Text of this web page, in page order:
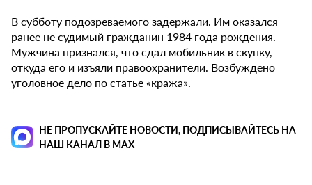
В субботу подозреваемого задержали. Им оказался
ранее не судимый гражданин 1984 года рождения.
Мужчина признался, что сдал мобильник в скупку,
откуда его и изъяли правоохранители. Возбуждено
уголовное дело по статье «кража».
НЕ ПРОПУСКАЙТЕ НОВОСТИ, ПОДПИСЫВАЙТЕСЬ НА
НАШ КАНАЛ В MAX